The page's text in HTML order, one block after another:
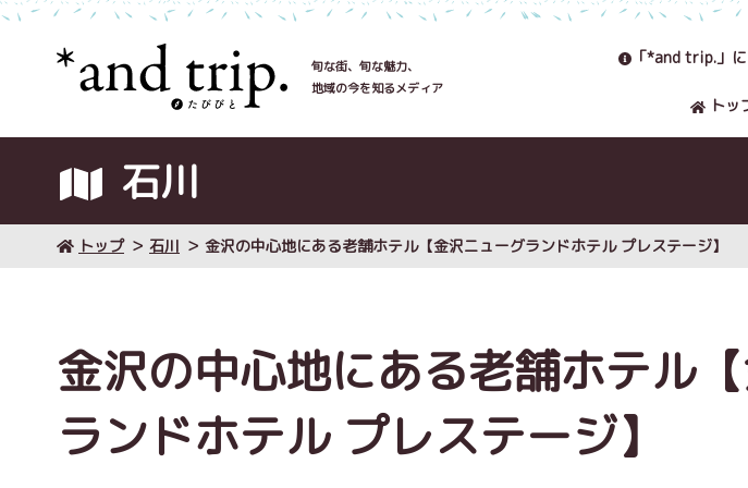
旬な街、旬な魅力、
地域の今を知るメディア
「*and trip.」
トッ
石川
トップ 石川 金沢の中心地にある老舗ホテル【金沢ニューグランドホテル プレステージ】
金沢の中心地にある老舗ホテル
ランドホテル プレステージ】